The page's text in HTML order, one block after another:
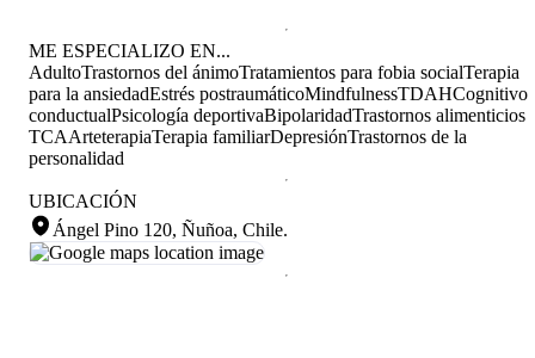
ME ESPECIALIZO EN...
AdultoTrastornos del ánimoTratamientos para fobia socialTerapia
para la ansiedadEstrés postraumáticoMindfulnessTDAHCognitivo
conductualPsicología deportivaBipolaridadTrastornos alimenticios
TCAArteterapiaTerapia familiarDepresiónTrastornos de la
personalidad
UBICACIÓN
Ángel Pino 120, Ñuñoa, Chile.